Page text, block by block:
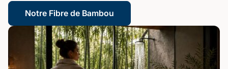
Notre Fibre de Bambou